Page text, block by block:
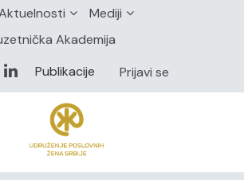
Mediji
Akademija
Publikacije
Prijavi se